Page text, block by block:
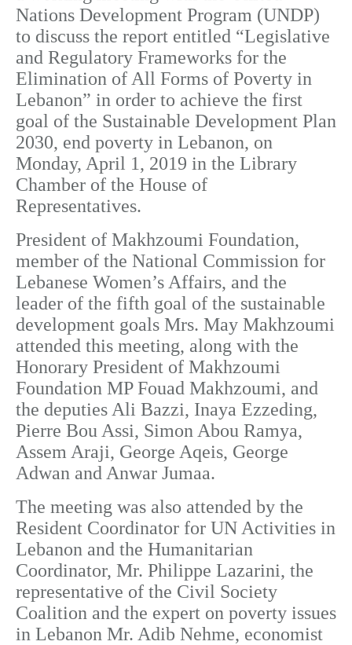
Nations Development Program (UNDP)
to discuss the report entitled “Legislative
and Regulatory Frameworks for the
Elimination of All Forms of Poverty in
Lebanon” in order to achieve the first
goal of the Sustainable Development Plan
2030, end poverty in Lebanon, on
Monday, April 1, 2019 in the Library
Chamber of the House of
Representatives.
President of Makhzoumi Foundation,
member of the National Commission for
Lebanese Women’s Affairs, and the
leader of the fifth goal of the sustainable
development goals Mrs. May Makhzoumi
attended this meeting, along with the
Honorary President of Makhzoumi
Foundation MP Fouad Makhzoumi, and
the deputies Ali Bazzi, Inaya Ezzeding,
Pierre Bou Assi, Simon Abou Ramya,
Assem Araji, George Aqeis, George
Adwan and Anwar Jumaa.
The meeting was also attended by the
Resident Coordinator for UN Activities in
Lebanon and the Humanitarian
Coordinator, Mr. Philippe Lazarini, the
representative of the Civil Society
Coalition and the expert on poverty issues
in Lebanon Mr. Adib Nehme, economist